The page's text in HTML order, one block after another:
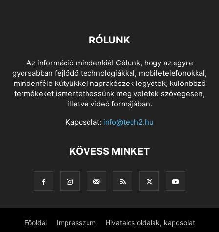
RÓLUNK
Az információ mindenkié! Célunk, hogy az egyre
gyorsabban fejlődő technológiákkal, mobiletelefonokkal,
mindenféle kütyükkel naprakészek legyetek, különböző
termékeket ismertethessünk meg veletek szövegesen,
illetve videó formájában.
Kapcsolat: info@tech2.hu
KÖVESS MINKET
Főoldal Impresszum Hivatalos oldalak, kapcsolat